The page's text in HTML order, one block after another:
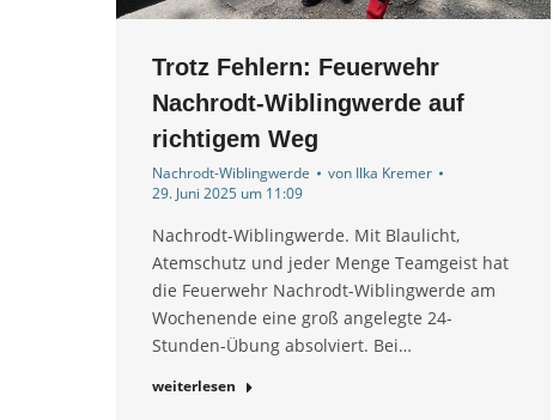
Trotz Fehlern: Feuerwehr
Nachrodt-Wiblingwerde auf
richtigem Weg
Nachrodt-Wiblingwerde von Ilka Kremer
29. Juni 2025 um 11:09
Nachrodt-Wiblingwerde. Mit Blaulicht,
Atemschutz und jeder Menge Teamgeist hat
die Feuerwehr Nachrodt-Wiblingwerde am
Wochenende eine groß angelegte 24-
Stunden-Übung absolviert. Bei…
weiterlesen